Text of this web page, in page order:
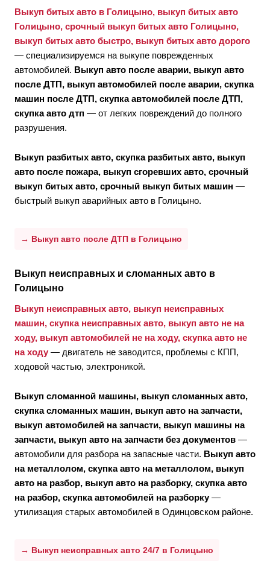
Выкуп битых авто в Голицыно, выкуп битых авто
Голицыно, срочный выкуп битых авто Голицыно,
выкуп битых авто быстро, выкуп битых авто дорого
— специализируемся на выкупе поврежденных
автомобилей. Выкуп авто после аварии, выкуп авто
после ДТП, выкуп автомобилей после аварии, скупка
машин после ДТП, скупка автомобилей после ДТП,
скупка авто дтп — от легких повреждений до полного
разрушения.
Выкуп разбитых авто, скупка разбитых авто, выкуп
авто после пожара, выкуп сгоревших авто, срочный
выкуп битых авто, срочный выкуп битых машин —
быстрый выкуп аварийных авто в Голицыно.
→ Выкуп авто после ДТП в Голицыно
Выкуп неисправных и сломанных авто в
Голицыно
Выкуп неисправных авто, выкуп неисправных
машин, скупка неисправных авто, выкуп авто не на
ходу, выкуп автомобилей не на ходу, скупка авто не
на ходу — двигатель не заводится, проблемы с КПП,
ходовой частью, электроникой.
Выкуп сломанной машины, выкуп сломанных авто,
скупка сломанных машин, выкуп авто на запчасти,
выкуп автомобилей на запчасти, выкуп машины на
запчасти, выкуп авто на запчасти без документов —
автомобили для разбора на запасные части. Выкуп авто
на металлолом, скупка авто на металлолом, выкуп
авто на разбор, выкуп авто на разборку, скупка авто
на разбор, скупка автомобилей на разборку—
утилизация старых автомобилей в Одинцовском районе.
→ Выкуп неисправных авто 24/7 в Голицыно